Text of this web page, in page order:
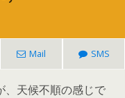
Mail SMS
、天候不順の感じで